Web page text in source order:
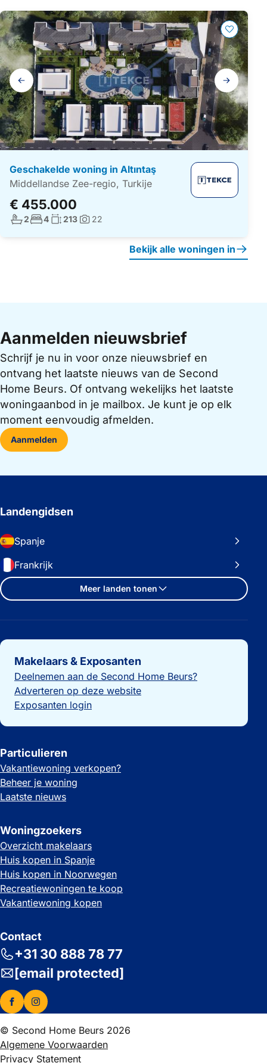
Galerij
navigatie
Geschakelde woning in Altıntaş
Middellandse Zee-regio, Turkije
€ 455.000
Aantal badkamers:
2Aantal slaapkamers:
4Woonoppervlakte:
213Foto's:
22
Bekijk alle woningen in
Aanmelden nieuwsbrief
Schrijf je nu in voor onze nieuwsbrief en
ontvang het laatste nieuws van de Second
Home Beurs. Of ontvang wekelijks het laatste
woningaanbod in je mailbox. Je kunt je op elk
moment eenvoudig afmelden.
Aanmelden
Landengidsen
Spanje
Frankrijk
Meer landen tonen
Belangrijke links
Makelaars & Exposanten
Deelnemen aan de Second Home Beurs?
Adverteren op deze website
Exposanten login
Particulieren
Vakantiewoning verkopen?
Beheer je woning
Laatste nieuws
Woningzoekers
Overzicht makelaars
Huis kopen in Spanje
Huis kopen in Noorwegen
Recreatiewoningen te koop
Vakantiewoning kopen
Contact
+31 30 888 78 77
[email protected]
© Second Home Beurs 2026
Algemene Voorwaarden
Privacy Statement